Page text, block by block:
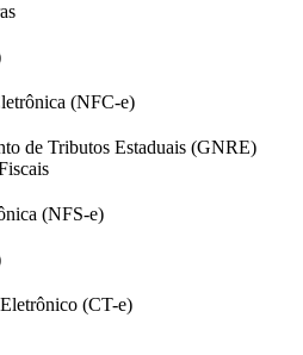
(NFC-e)
de Tributos Estaduais (GNRE)
(NFS-e)
(CT-e)